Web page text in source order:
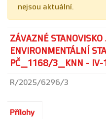
nejsou aktuální.
ZÁVAZNÉ STANOVISKO
ENVIRONMENTÁLNÍ
PČ_1168/3_KNN -
R/2025/6296/3
Přílohy